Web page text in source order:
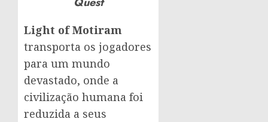
Light of Motiram
transporta os jogadores
para um mundo
devastado, onde a
civilização humana foi
reduzida a seus